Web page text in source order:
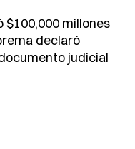
$100,000 millones
declaró
judicial